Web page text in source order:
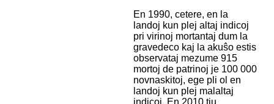
En 1990, cetere, en la
landoj kun plej altaj indicoj
pri virinoj mortantaj dum la
gravedeco kaj la akuŝo estis
observataj mezume 915
mortoj de patrinoj je 100 000
novnaskitoj, ege pli ol en
landoj kun plej malaltaj